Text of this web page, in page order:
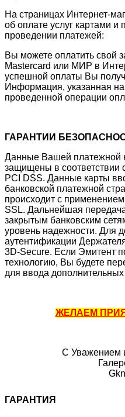
На страницах Интернет-
об оплате услуг картами и
проведении платежей:
Вы можете оплатить свой
Mastercard или МИР в
успешной оплаты Вы
Информация, указанная
проведенной операции
ГАРАНТИИ
Данные Вашей платежной
защищены в соответствии
PCI DSS. Данные карты
банковской платежной
происходит с
SSL. Дальнейшая
закрытым банковским
уровень надежности. Для
аутентификации
3D-Secure. Если Эмитент
технологию, Вы будете
для ввода
ЖЕЛАЕМ
С Уважением
ГАРАНТИЯ